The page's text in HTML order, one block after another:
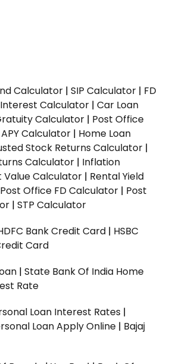
Calculator | SIP Calculator | FD
Calculator | Car Loan
Calculator | Post Office
APY Calculator | Home Loan
Stock Returns Calculator |
Calculator | Inflation
Value Calculator | Rental Yield
Post Office FD Calculator | Post
| STP Calculator
Bank Credit Card | HSBC
Card
| State Bank Of India Home
Rate
Loan Interest Rates |
Loan Apply Online | Bajaj